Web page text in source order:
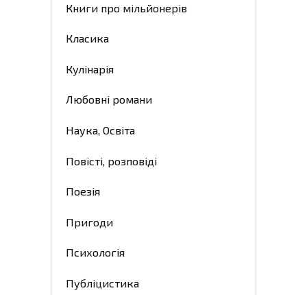
Книги про мільйонерів
Класика
Кулінарія
Любовні романи
Наука, Освіта
Повісті, розповіді
Поезія
Пригоди
Психологія
Публіцистика